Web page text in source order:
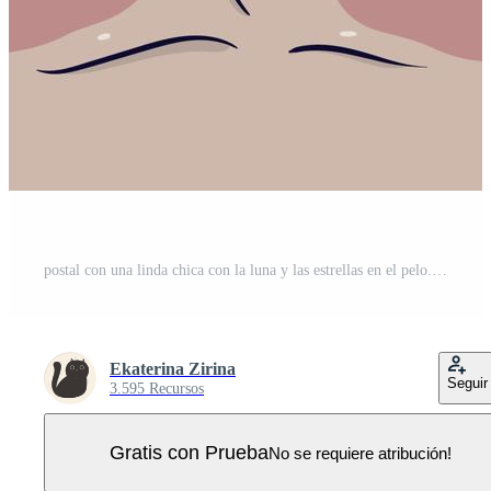
postal con una linda chica con la luna y las estrellas en el pelo. gráficos vectoriales Vector Pro
Ekaterina Zirina
3.595 Recursos Seguir
Gratis con PruebaNo se requiere atribución!